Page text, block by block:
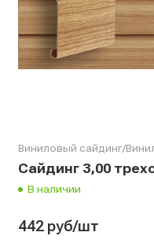
Виниловый сайдинг/
Сайдинг 3,00
В наличии
442 руб/шт